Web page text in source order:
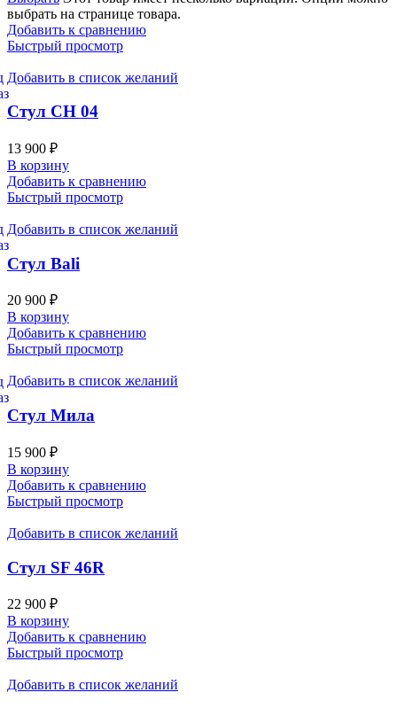
выбрать на странице товара.
Добавить к сравнению
Быстрый просмотр
Добавить в список желаний
Стул CH 04
13 900 ₽
В корзину
Добавить к сравнению
Быстрый просмотр
Добавить в список желаний
Стул Bali
20 900 ₽
В корзину
Добавить к сравнению
Быстрый просмотр
Добавить в список желаний
Стул Мила
15 900 ₽
В корзину
Добавить к сравнению
Быстрый просмотр
Добавить в список желаний
Стул SF 46R
22 900 ₽
В корзину
Добавить к сравнению
Быстрый просмотр
Добавить в список желаний